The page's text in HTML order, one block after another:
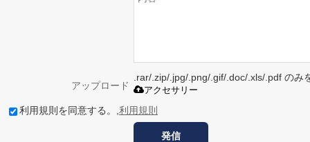
アップロード
.rar/.zip/.jpg/.png/.gif/.doc/.xls/.pdf のみ
アクセサリー
利用規則を同意する。, 利用規則
発信